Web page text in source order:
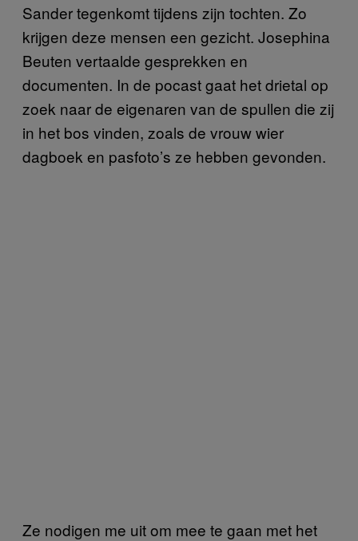
Sander tegenkomt tijdens zijn tochten. Zo
krijgen deze mensen een gezicht. Josephina
Beuten vertaalde gesprekken en
documenten. In de pocast gaat het drietal op
zoek naar de eigenaren van de spullen die zij
in het bos vinden, zoals de vrouw wier
dagboek en pasfoto’s ze hebben gevonden.
Ze nodigen me uit om mee te gaan met het